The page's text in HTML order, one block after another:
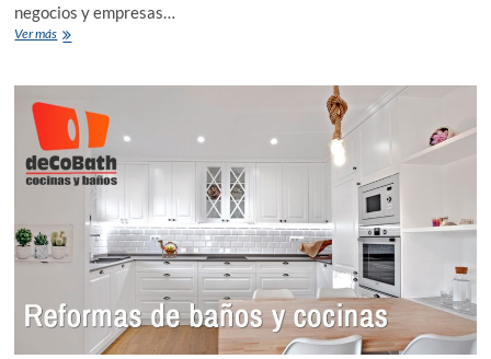
negocios y empresas…
Ver másTodo
obras
y
reformas